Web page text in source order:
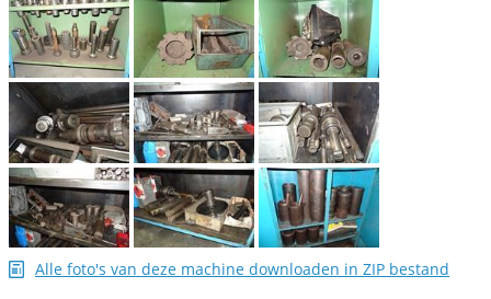
Alle foto's van deze machine downloaden in ZIP bestand